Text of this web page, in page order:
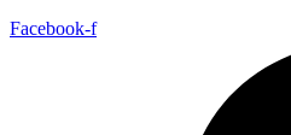
Facebook-f